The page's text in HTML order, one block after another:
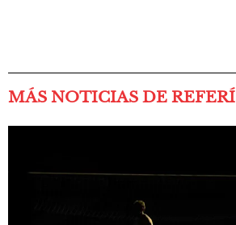
MÁS NOTICIAS DE REFERÍ